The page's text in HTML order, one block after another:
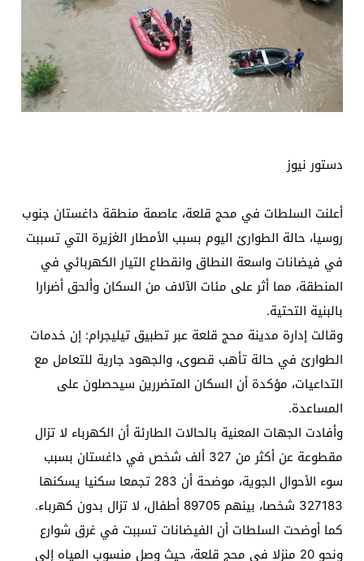
دستور نيوز
أعلنت السلطات في محج قلعة، عاصمة منطقة داغستان جنوب
روسيا، حالة الطوارئ اليوم بسبب الأمطار الغزيرة التي تسببت
في فيضانات واسعة النطاق وانقطاع التيار الكهربائي في
المنطقة، مما أثر على مئات الآلاف من السكان وألحق أضرارا
بالبنية التحتية.
وقالت إدارة مدينة محج قلعة عبر تطبيق تيليجرام: إن خدمات
الطوارئ في حالة تأهب قصوى، والجهود جارية للتعامل مع
التداعيات، مؤكدة أن السكان المتضررين سيحصلون على
المساعدة.
وأفادت الجهات المعنية بالحالات الطارئة أن الكهرباء لا تزال
مقطوعة عن أكثر من 327 ألف شخص في داغستان بسبب
سوء الأحوال الجوية، موضحة أن 283 تجمعا سكنيا يسكنها
327183 شخصا، بينهم 89705 أطفال، لا تزال بدون كهرباء.
كما أوضحت السلطات أن الفيضانات تسببت في غرق شوارع
ونحو 20 منزلا في محج قلعة، حيث وصل منسوب المياه إلى